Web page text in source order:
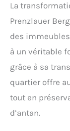
La
Prenzlauer
des
à un véritable
grâce à sa
quartier offre
tout en
d’antan.